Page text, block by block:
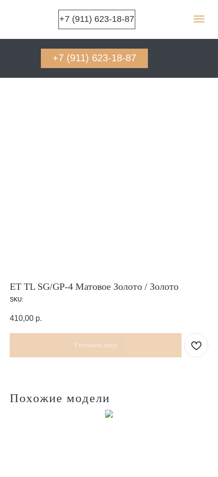
+7 (911) 623-18-87
+7 (911) 623-18-87
ET TL SG/GP-4 Матовое Золото / Золото
SKU:
410,00 р.
Уточнить цену
Похожие модели